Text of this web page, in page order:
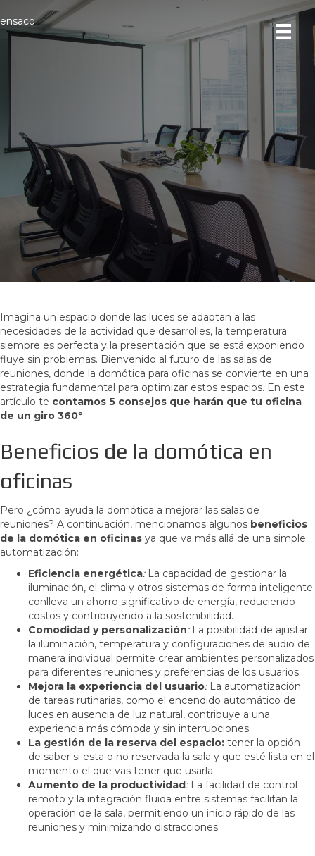
ensaco
5 consejos para mejorar el
diseño de su sala de reuniones
con domótica
Imagina un espacio donde las luces se adaptan a las
necesidades de la actividad que desarrolles, la temperatura
siempre es perfecta y la presentación que se está exponiendo
fluye sin problemas. Bienvenido al futuro de las salas de
reuniones, donde la domótica para oficinas se convierte en una
estrategia fundamental para optimizar estos espacios. En este
artículo te contamos 5 consejos que harán que tu oficina
de un giro 360º.
Beneficios de la domótica en
oficinas
Pero ¿cómo ayuda la domótica a mejorar las salas de
reuniones? A continuación, mencionamos algunos beneficios
de la domótica en oficinas ya que va más allá de una simple
automatización:
Eficiencia energética:La capacidad de gestionar la
iluminación, el clima y otros sistemas de forma inteligente
conlleva un ahorro significativo de energía, reduciendo
costos y contribuyendo a la sostenibilidad.
Comodidad y personalización:La posibilidad de ajustar
la iluminación, temperatura y configuraciones de audio de
manera individual permite crear ambientes personalizados
para diferentes reuniones y preferencias de los usuarios.
Mejora la experiencia del usuario:La automatización
de tareas rutinarias, como el encendido automático de
luces en ausencia de luz natural, contribuye a una
experiencia más cómoda y sin interrupciones.
La gestión de la reserva del espacio: tener la opción
de saber si esta o no reservada la sala y que esté lista en el
momento el que vas tener que usarla.
Aumento de la productividad:La facilidad de control
remoto y la integración fluida entre sistemas facilitan la
operación de la sala, permitiendo un inicio rápido de las
reuniones y minimizando distracciones.